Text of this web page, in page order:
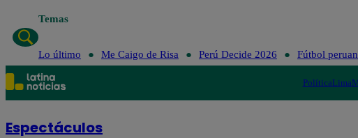
Temas
Lo último Me Caigo de Risa Perú Decide 2026 Fútbol
PolíticaLima
Espectáculos